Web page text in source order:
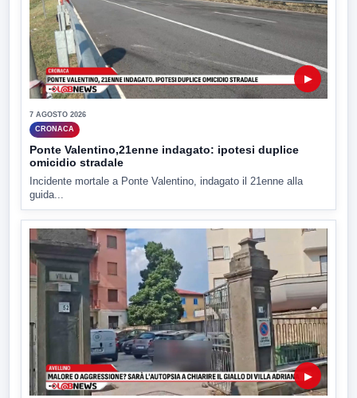
▶
7 AGOSTO 2026
CRONACA
Ponte Valentino,21enne indagato: ipotesi duplice
omicidio stradale
Incidente mortale a Ponte Valentino, indagato il 21enne alla
guida...
▶